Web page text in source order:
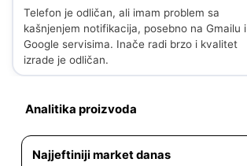
Telefon je odličan, ali imam problem sa
kašnjenjem notifikacija, posebno na Gmailu i
Google servisima. Inače radi brzo i kvalitet
izrade je odličan.
Analitika proizvoda
Najjeftiniji market danas